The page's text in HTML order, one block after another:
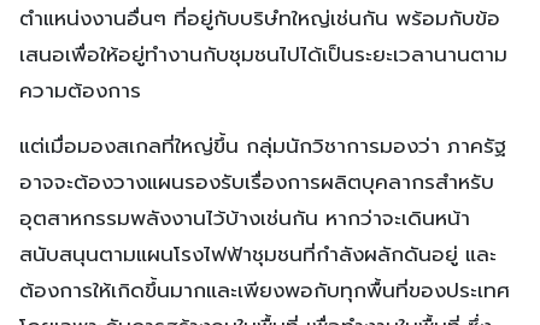
ตำแหน่งงานอื่นๆ ที่อยู่กับบริษํทใหญ่เช่นกัน พร้อมกับข้อ
เสนอเพื่อให้อยู่ทำงานกับชุมชนไปได้เป็นระยะเวลานานตาม
ความต้องการ
แต่เมื่อมองสเกลที่ใหญ่ขึ้น กลุ่มนักวิชาการมองว่า ภาครัฐ
อาจจะต้องวางแผนรองรับเรื่องการผลิตบุคลากรสำหรับ
อุตสาหกรรมพลังงานไว้บ้างเช่นกัน หากว่าจะเดินหน้า
สนับสนุนตามแผนโรงไฟฟ้าชุมชนที่กำลังผลักดันอยู่ และ
ต้องการให้เกิดขึ้นมากและเพียงพอกับทุกพื้นที่ของประเทศ